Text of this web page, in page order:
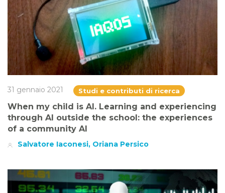
31 gennaio 2021 Studi e contributi di ricerca
When my child is AI. Learning and experiencing
through AI outside the school: the experiences
of a community AI
Salvatore Iaconesi, Oriana Persico